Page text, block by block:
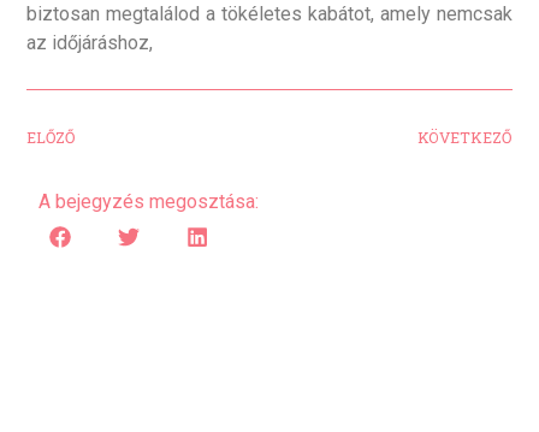
biztosan megtalálod a tökéletes kabátot, amely nemcsak
az időjáráshoz,
ELŐZŐ KÖVETKEZŐ
A bejegyzés megosztása: